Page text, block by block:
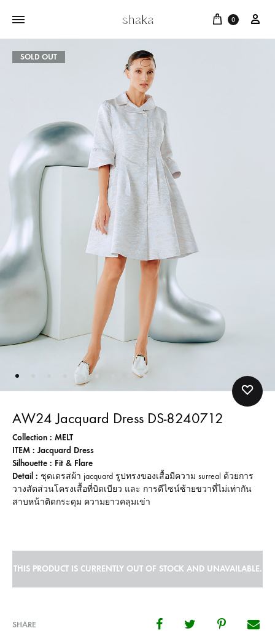
Cart
0
SOLD OUT
AW24 Jacquard Dress DS-8240712
Collection : MELT
ITEM : Jacquard Dress
Silhouette : Fit & Flare
Detail : ชุดเดรสผ้า jacquard รูปทรงของเสื้อมีความ surreal ด้วยการ
วางสัดส่วนโครงเสื้อที่บิดเบียว และ การดีไซน์ซ้ายขวาที่ไม่เท่ากัน
สาบหน้าติดกระดุม ความยาวคลุมเข่า
THIS PRODUCT IS CURRENTLY OUT OF STOCK AND UNAVAILABLE.
SHARE